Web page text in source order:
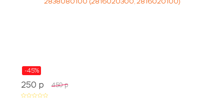
-45%
250 p 450 p